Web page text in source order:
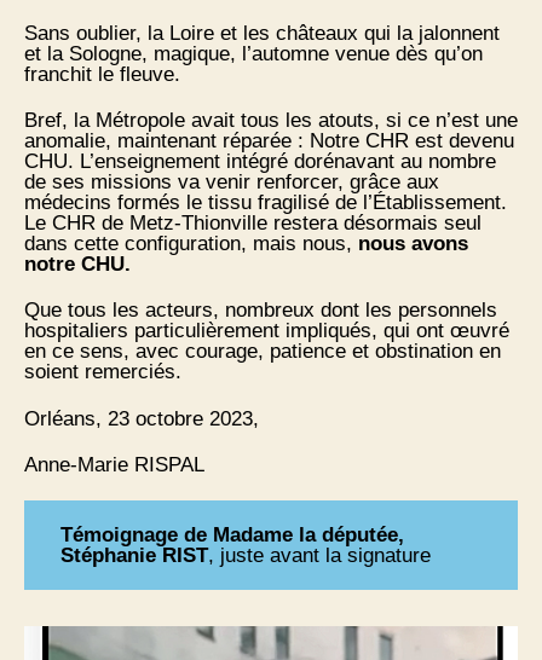
Sans oublier, la Loire et les châteaux qui la jalonnent
et la Sologne, magique, l’automne venue dès qu’on
franchit le fleuve.
Bref, la Métropole avait tous les atouts, si ce n’est une
anomalie, maintenant réparée : Notre CHR est devenu
CHU. L’enseignement intégré dorénavant au nombre
de ses missions va venir renforcer, grâce aux
médecins formés le tissu fragilisé de l’Établissement.
Le CHR de Metz-Thionville restera désormais seul
dans cette configuration, mais nous, nous avons
notre CHU.
Que tous les acteurs, nombreux dont les personnels
hospitaliers particulièrement impliqués, qui ont œuvré
en ce sens, avec courage, patience et obstination en
soient remerciés.
Orléans, 23 octobre 2023,
Anne-Marie RISPAL
Témoignage de Madame la députée,
Stéphanie RIST, juste avant la signature